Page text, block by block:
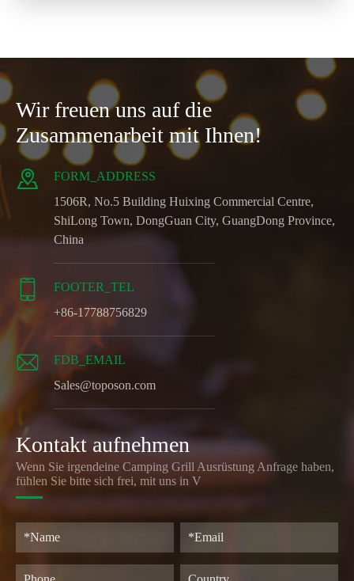
Wir freuen uns auf die
Zusammenarbeit mit Ihnen!

FORM_ADDRESS
1506R, No.5 Building Huixing Commercial Centre,
ShiLong Town, DongGuan City, GuangDong Province,
China

FOOTER_TEL
+86-17788756829

FDB_EMAIL
Sales@toposon.com
Kontakt aufnehmen
Wenn Sie irgendeine Camping Grill Ausrüstung Anfrage haben,
fühlen Sie bitte sich frei, mit uns in V